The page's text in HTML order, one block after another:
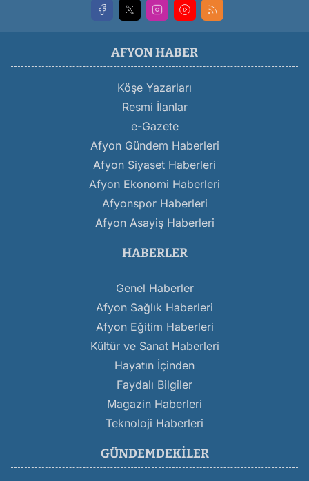
AFYON HABER
Köşe Yazarları
Resmi İlanlar
e-Gazete
Afyon Gündem Haberleri
Afyon Siyaset Haberleri
Afyon Ekonomi Haberleri
Afyonspor Haberleri
Afyon Asayiş Haberleri
HABERLER
Genel Haberler
Afyon Sağlık Haberleri
Afyon Eğitim Haberleri
Kültür ve Sanat Haberleri
Hayatın İçinden
Faydalı Bilgiler
Magazin Haberleri
Teknoloji Haberleri
GÜNDEMDEKILER